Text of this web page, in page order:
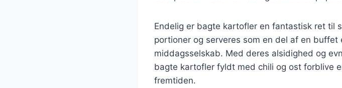
Endelig er bagte kartofler en fantastisk ret til
portioner og serveres som en del af en buffet
middagsselskab. Med deres alsidighed og
bagte kartofler fyldt med chili og ost forblive
fremtiden.